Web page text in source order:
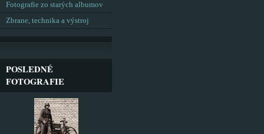
Fotografie zo starých albumov
Zbrane, technika a výstroj
POSLEDNÉ
FOTOGRAFIE